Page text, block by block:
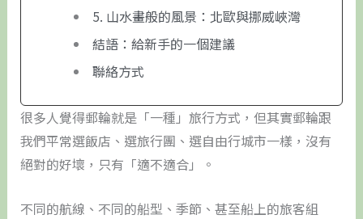
5. 山水畫般的風景：北歐與挪威峽灣
結語：給新手的一個建議
聯絡方式
很多人覺得郵輪就是「一種」旅行方式，但其實郵輪跟
我們平常選飯店、選旅行團、選自由行城市一樣，沒有
絕對的好壞，只有「適不適合」。
不同的航線、不同的船型、季節、甚至船上的旅客組